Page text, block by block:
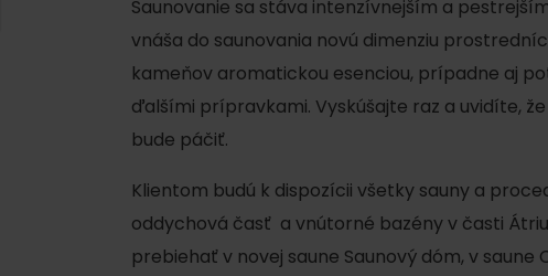
ZOZNAM INFOCENTIER
Program pre zamestnancov
Teambuildingy
Demänovská Dolina
Leto pod Chopkom
PODUJATIA
Vyber si typ zážitku
Všetky
Saunovanie sa stáva intenzívnejším a
vnáša do saunovania novú dimenziu
kameňov aromatickou esenciou, prípadne aj
ďalšími prípravkami. Vyskúšajte raz a uvidíte,
bude páčiť.
Klientom budú k dispozícii všetky sauny a
oddychová časť a vnútorné bazény v časti
prebiehať v novej saune Saunový dóm, v saune